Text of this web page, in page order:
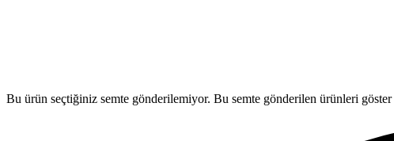
Bu ürün seçtiğiniz semte gönderilemiyor. Bu semte gönderilen ürünleri göster